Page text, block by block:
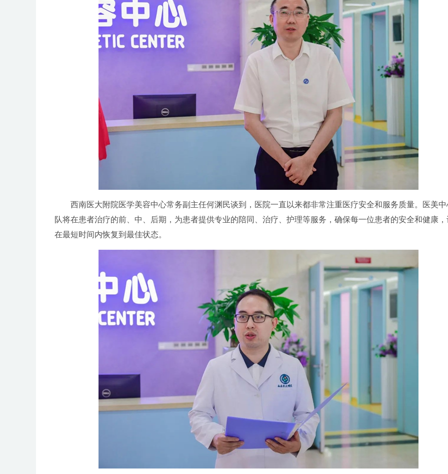
西南医大附院医学美容中心常务副主任何渊民谈到，医院一直以来都非常注重医疗安全和服务质量。医美中
队将在患者治疗的前、中、后期，为患者提供专业的陪同、治疗、护理等服务，确保每一位患者的安全和健康
在最短时间内恢复到最佳状态。